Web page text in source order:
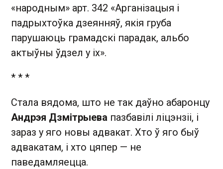
«народным» арт. 342 «Арганізацыя і
падрыхтоўка дзеянняў, якія груба
парушаюць грамадскі парадак, альбо
актыўны ўдзел у іх».
* * *
Стала вядома, што не так даўно абаронцу
Андрэя Дзмітрыева пазбавілі ліцэнзіі, і
зараз у яго новы адвакат. Хто ў яго быў
адвакатам, і хто цяпер — не
паведамляецца.